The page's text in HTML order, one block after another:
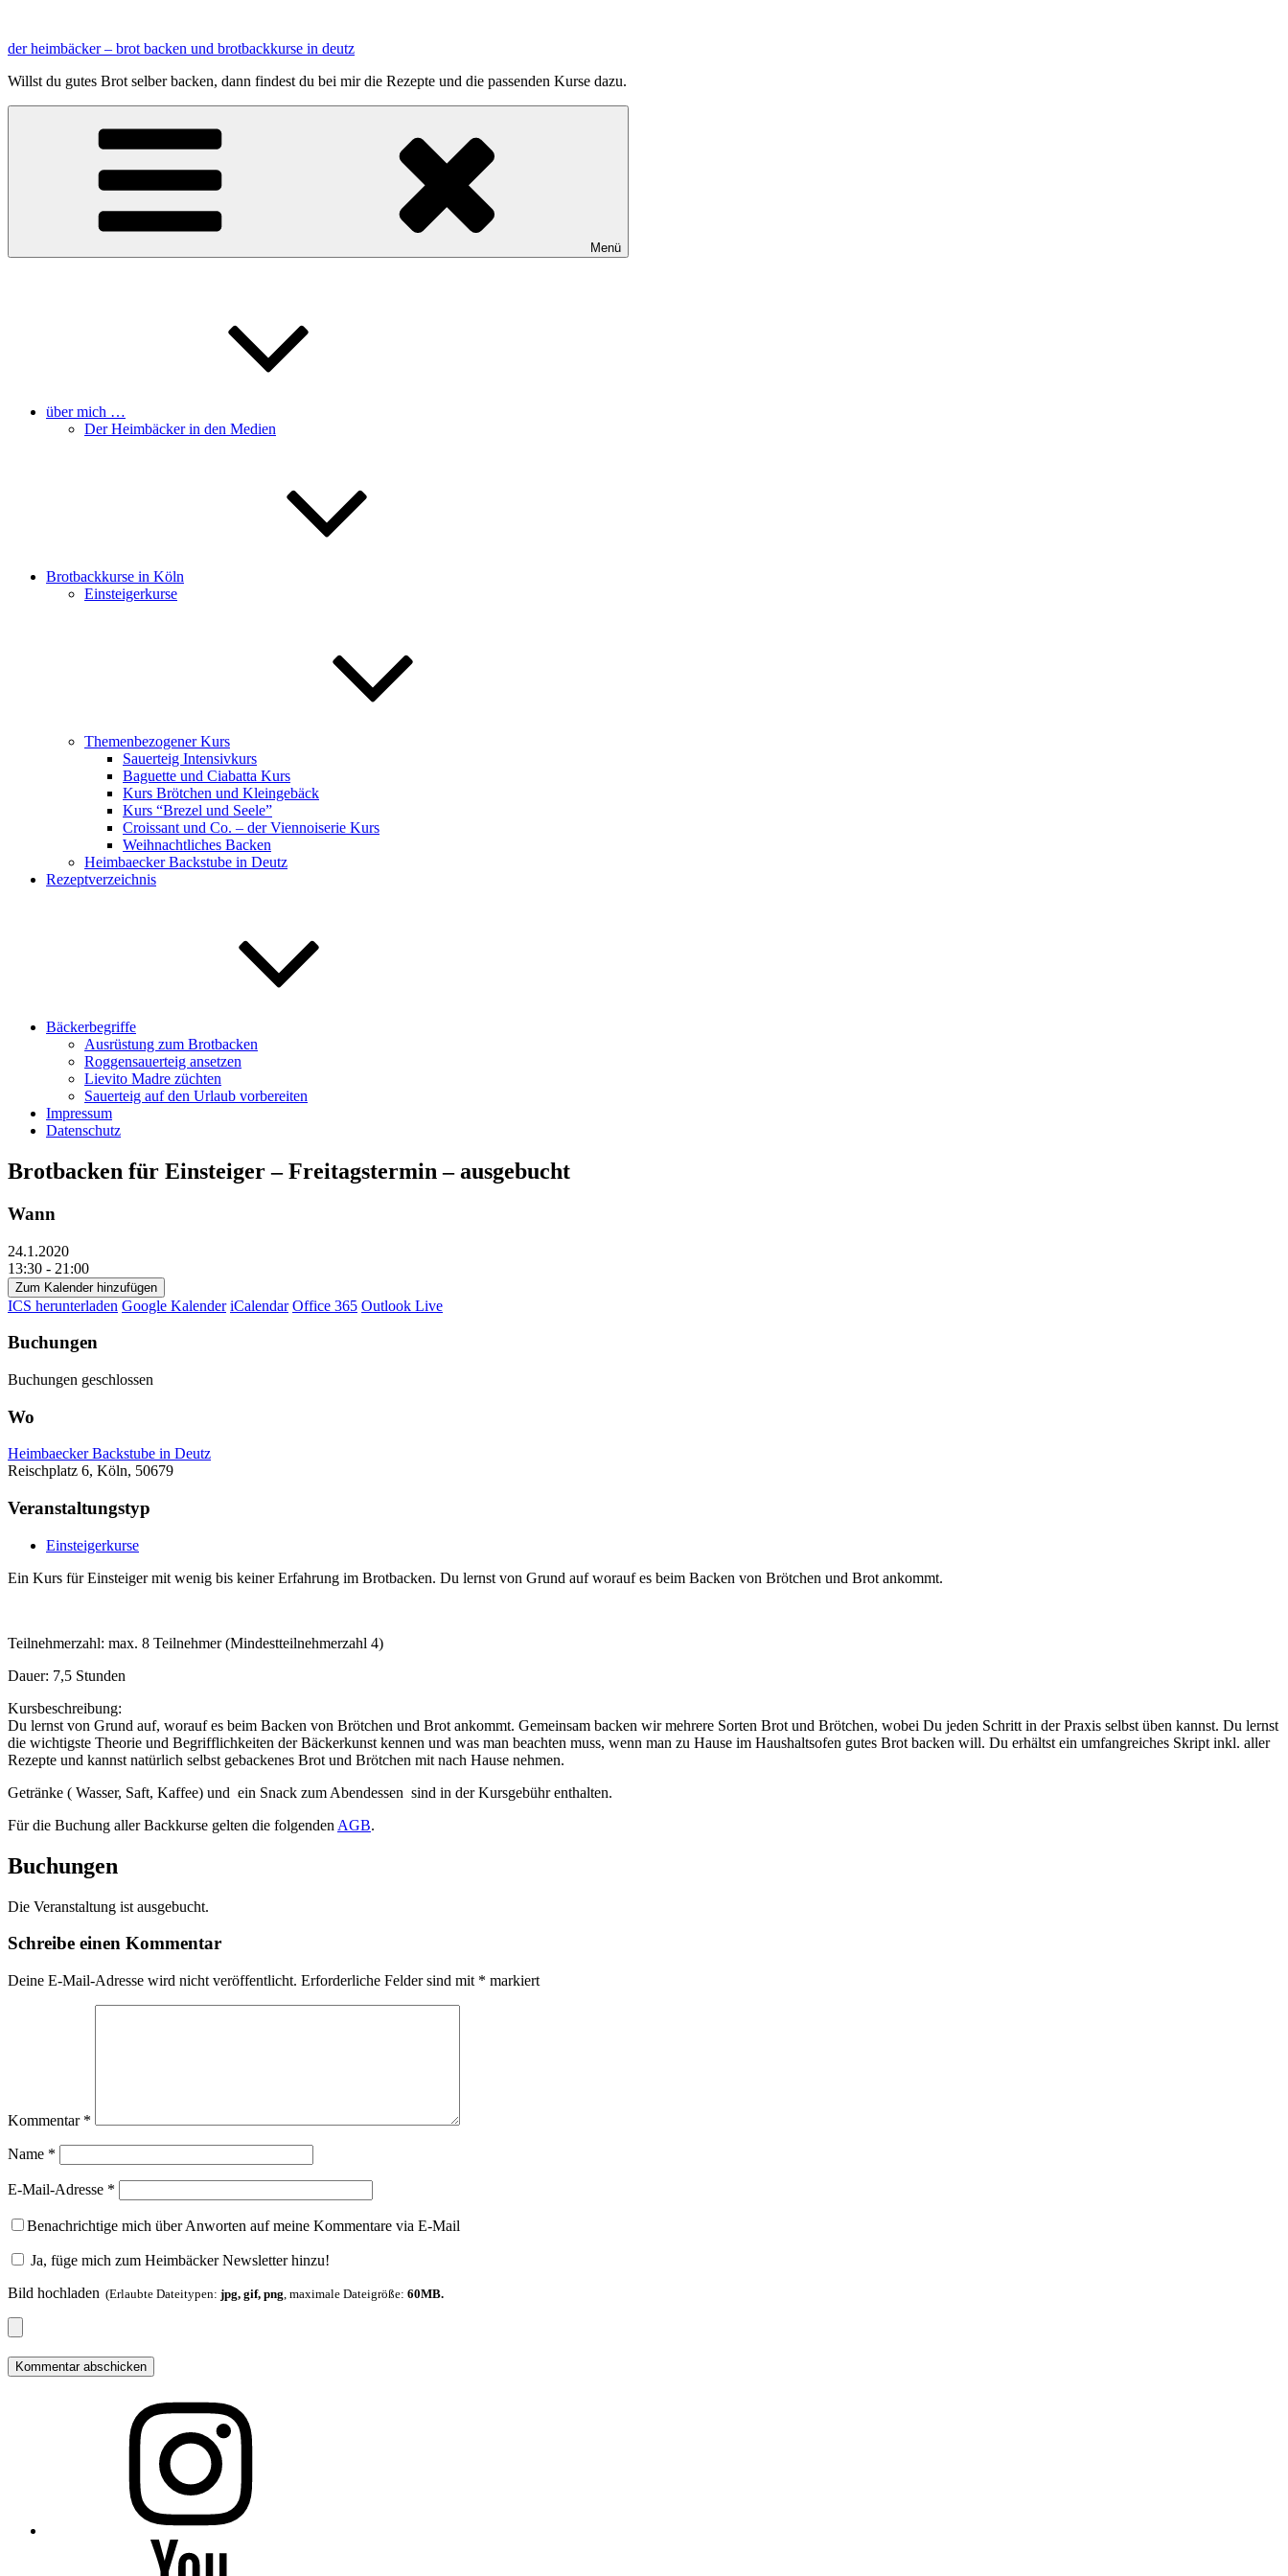
springen
der heimbäcker – brot backen und brotbackkurse in deutz
Willst du gutes Brot selber backen, dann findest du bei mir die Rezepte und die passenden Kurse dazu.
Menü
über mich …
Der Heimbäcker in den Medien
Brotbackkurse in Köln
Einsteigerkurse
Themenbezogener Kurs
Sauerteig Intensivkurs
Baguette und Ciabatta Kurs
Kurs Brötchen und Kleingebäck
Kurs “Brezel und Seele”
Croissant und Co. – der Viennoiserie Kurs
Weihnachtliches Backen
Heimbaecker Backstube in Deutz
Rezeptverzeichnis
Bäckerbegriffe
Ausrüstung zum Brotbacken
Roggensauerteig ansetzen
Lievito Madre züchten
Sauerteig auf den Urlaub vorbereiten
Impressum
Datenschutz
Brotbacken für Einsteiger – Freitagstermin – ausgebucht
Wann
24.1.2020
13:30 - 21:00
Zum Kalender hinzufügen
ICS herunterladen Google Kalender iCalendar Office 365 Outlook Live
Buchungen
Buchungen geschlossen
Wo
Heimbaecker Backstube in Deutz
Reischplatz 6, Köln, 50679
Veranstaltungstyp
Einsteigerkurse
Ein Kurs für Einsteiger mit wenig bis keiner Erfahrung im Brotbacken. Du lernst von Grund auf worauf es beim Backen von Brötchen und Brot ankommt.
Teilnehmerzahl: max. 8 Teilnehmer (Mindestteilnehmerzahl 4)
Dauer: 7,5 Stunden
Kursbeschreibung:
Du lernst von Grund auf, worauf es beim Backen von Brötchen und Brot ankommt. Gemeinsam backen wir mehrere Sorten Brot und Brötchen, wobei Du jeden Schritt in der Praxis selbst üben kannst. Du lernst
die wichtigste Theorie und Begrifflichkeiten der Bäckerkunst kennen und was man beachten muss, wenn man zu Hause im Haushaltsofen gutes Brot backen will. Du erhältst ein umfangreiches Skript inkl. aller
Rezepte und kannst natürlich selbst gebackenes Brot und Brötchen mit nach Hause nehmen.
Getränke ( Wasser, Saft, Kaffee) und ein Snack zum Abendessen sind in der Kursgebühr enthalten.
Für die Buchung aller Backkurse gelten die folgenden AGB.
Buchungen
Die Veranstaltung ist ausgebucht.
Schreibe einen Kommentar
Deine E-Mail-Adresse wird nicht veröffentlicht. Erforderliche Felder sind mit * markiert
Kommentar *
Name *
E-Mail-Adresse *
Benachrichtige mich über Anworten auf meine Kommentare via E-Mail
Ja, füge mich zum Heimbäcker Newsletter hinzu!
Bild hochladen (Erlaubte Dateitypen: jpg, gif, png, maximale Dateigröße: 60MB.